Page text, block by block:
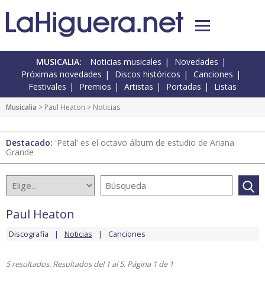
MUSICALIA: Noticias musicales
Novedades
Próximas novedades
Discos históricos
Canciones
Festivales
Premios Artistas Portadas Listas
Musicalia > Paul Heaton > Noticias
Destacado: 'Petal' es el octavo álbum de estudio de Ariana
Grande
Paul Heaton
Discografía Noticias Canciones
5 resultados. Resultados del 1 al 5. Página 1 de 1